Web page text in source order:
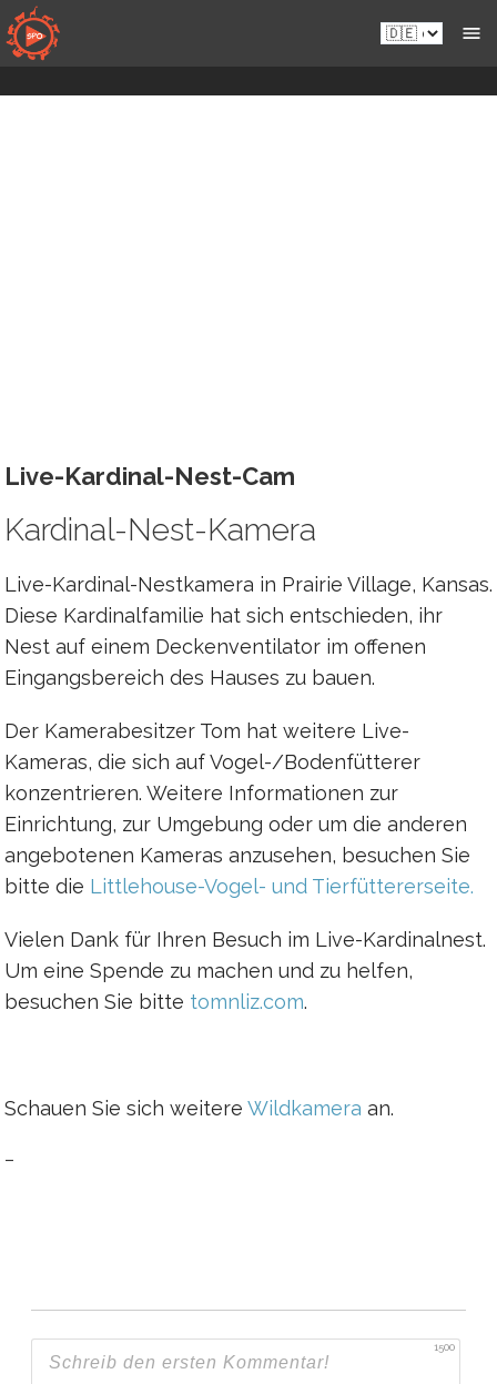
Zum
Inhalt
springen
de.sportsmansparadiseonline.com
Live-
Wildkameras
Live-Kardinal-Nest-Cam
Kardinal-Nest-Kamera
Live-Kardinal-Nestkamera in Prairie Village, Kansas.
Diese Kardinalfamilie hat sich entschieden, ihr
Nest auf einem Deckenventilator im offenen
Eingangsbereich des Hauses zu bauen.
Der Kamerabesitzer Tom hat weitere Live-
Kameras, die sich auf Vogel-/Bodenfütterer
konzentrieren. Weitere Informationen zur
Einrichtung, zur Umgebung oder um die anderen
angebotenen Kameras anzusehen, besuchen Sie
bitte die Littlehouse-Vogel- und Tierfüttererseite.
Vielen Dank für Ihren Besuch im Live-Kardinalnest.
Um eine Spende zu machen und zu helfen,
besuchen Sie bitte tomnliz.com.
Schauen Sie sich weitere Wildkamera an.
–
1500